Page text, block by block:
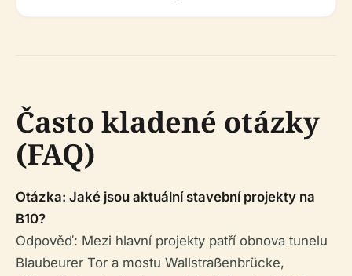
Často kladené otázky
(FAQ)
Otázka: Jaké jsou aktuální stavební projekty na
B10?
Odpověď: Mezi hlavní projekty patří obnova tunelu
Blaubeurer Tor a mostu Wallstraßenbrücke,